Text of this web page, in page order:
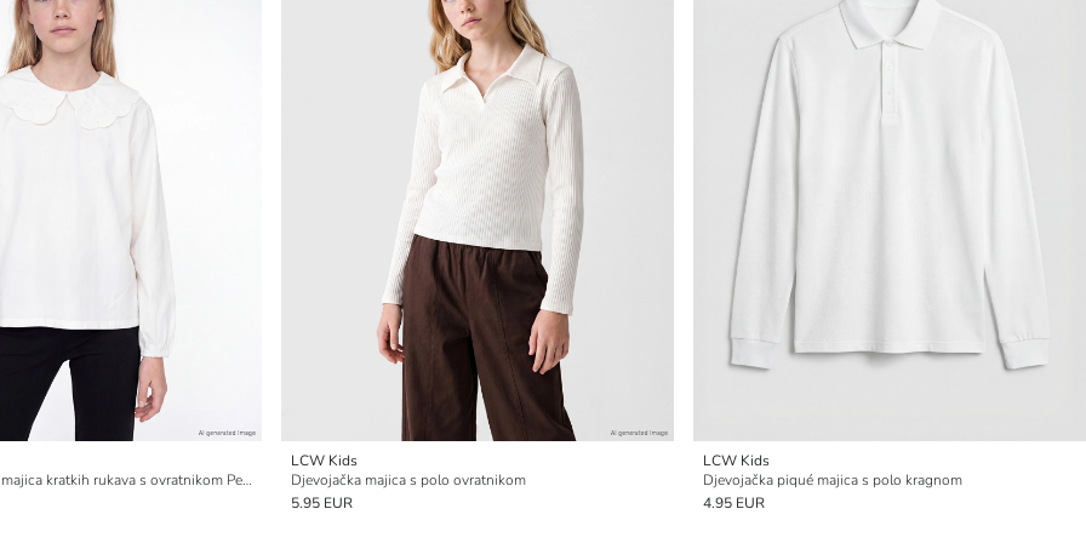
Djevojačka vezena majica kratkih rukava s ovratnikom Peter Pan
LCW Kids
Djevojačka majica s polo ovratnikom
5.95 EUR
LCW Kids
Djevojačka piqué majica s polo kragnom
4.95 EUR